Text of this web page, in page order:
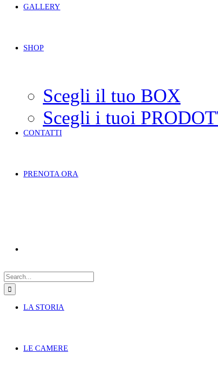
GALLERY
SHOP
Scegli il tuo BOX
Scegli i tuoi
CONTATTI
PRENOTA ORA
for:
LA STORIA
LE CAMERE